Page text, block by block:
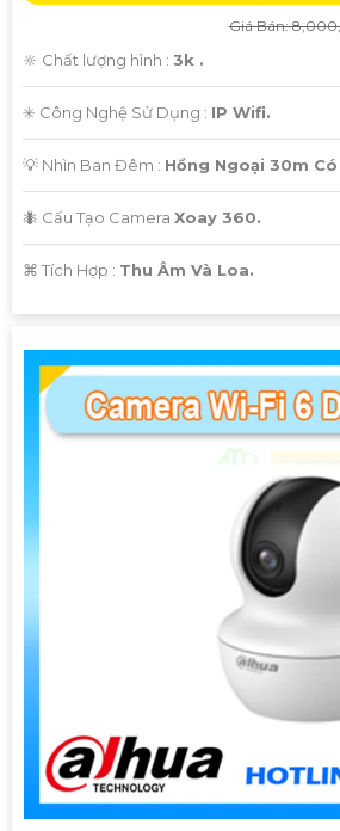
Giá Bán:
🔆 Chất lượng hình : 3k .
✳️ Công Nghệ Sử Dụng : IP Wifi.
💡 Nhìn Ban Đêm : Hồng Ngoại 30m
🐜 Cấu Tạo Camera Xoay 360.
️⌘ Tích Hợp : Thu Âm Và Loa.